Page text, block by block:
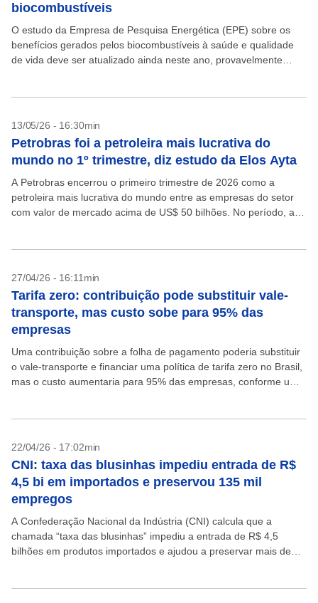
biocombustíveis
O estudo da Empresa de Pesquisa Energética (EPE) sobre os
benefícios gerados pelos biocombustíveis à saúde e qualidade
de vida deve ser atualizado ainda neste ano, provavelmente
13/05/26 - 16:30min
Petrobras foi a petroleira mais lucrativa do
mundo no 1º trimestre, diz estudo da Elos Ayta
A Petrobras encerrou o primeiro trimestre de 2026 como a
petroleira mais lucrativa do mundo entre as empresas do setor
com valor de mercado acima de US$ 50 bilhões. No período, a
27/04/26 - 16:11min
Tarifa zero: contribuição pode substituir vale-
transporte, mas custo sobe para 95% das
empresas
Uma contribuição sobre a folha de pagamento poderia substituir
o vale-transporte e financiar uma política de tarifa zero no Brasil,
mas o custo aumentaria para 95% das empresas, conforme um
22/04/26 - 17:02min
CNI: taxa das blusinhas impediu entrada de R$
4,5 bi em importados e preservou 135 mil
empregos
A Confederação Nacional da Indústria (CNI) calcula que a
chamada “taxa das blusinhas” impediu a entrada de R$ 4,5
bilhões em produtos importados e ajudou a preservar mais de